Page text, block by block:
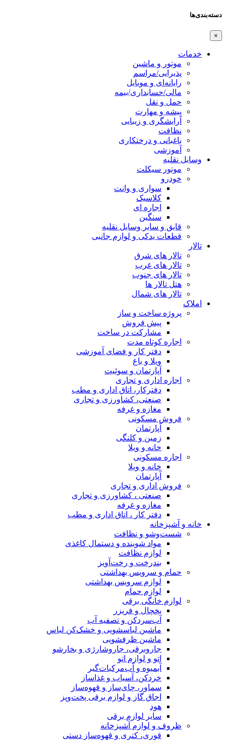
دسته‌بندی‌ها
×
خدمات
موتور و ماشین
پذیرایی/مراسم
رایانه‌ای و موبایل
مالی/حسابداری/بیمه
حمل و نقل
پیشه و مهارت
آرایشگری و زیبایی
نظافت
باغبانی و درختکاری
آموزشی
وسایل نقلیه
موتور سیکلت
خودرو
سواری و وانت
کلاسیک
اجاره ای
سنگین
قایق و سایر وسایل نقلیه
قطعات یدکی و لوازم جانبی
تالار
تالار های شرق
تالار های غرب
تالار های جنوب
هتل تالار ها
تالار های شمال
املاک
پروژه ساخت و ساز
پیش فروش
مشارکت در ساخت
اجاره کوتاه مدت
دفتر کار و فضای آموزشی
ویلا و باغ
آپارتمان و سوئیت
اجاره اداری و تجاری
دفترکار، اتاق اداری و مطب
صنعتی، کشاورزی و تجاری
مغازه و غرفه
فروش مسکونی
آپارتمان
زمین و کلنگی
خانه و ویلا
اجاره مسکونی
خانه و ویلا
آپارتمان
فروش اداری و تجاری
صنعتی ، کشاورزی و تجاری
مغازه و غرفه
دفتر کار ، اتاق اداری و مطب
خانه و آشپزخانه
شست‌وشو و نظافت
مواد شوینده و دستمال کاغذی
لوازم نظافت
بندرخت و رخت‌آویز
حمام و سرویس بهداشتی
لوازم سرویس بهداشتی
لوازم حمام
لوازم خانگی برقی
یخچال و فریزر
آب‌سردکن و تصفیه آب
ماشین لباسشویی و خشک‌کن لباس
ماشین ظرفشویی
جاروبرقی، جاروشارژی و بخارشو
اتو و لوازم اتو
آبمیوه و آب‌مرکبات‌گیر
خردکن، آسیاب و غذاساز
سماور، چای‌ساز و قهوه‌ساز
اجاق گاز و لوازم برقی پخت‌وپز
هود
سایر لوازم برقی
ظروف و لوازم آشپزخانه
قوری، کتری و قهوه‌ساز دستی